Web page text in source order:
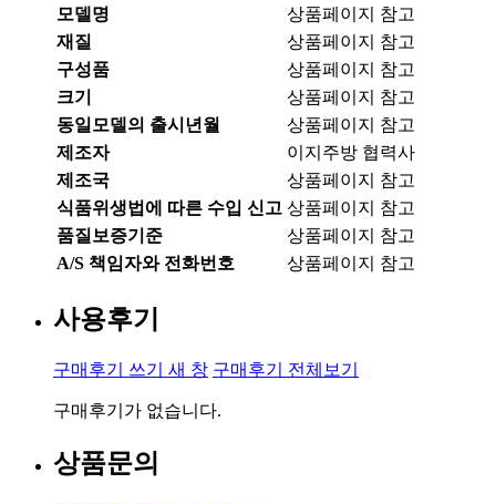
모델명
상품페이지 참고
재질
상품페이지 참고
구성품
상품페이지 참고
크기
상품페이지 참고
동일모델의 출시년월
상품페이지 참고
제조자
이지주방 협력사
제조국
상품페이지 참고
식품위생법에 따른 수입 신고 상품페이지 참고
품질보증기준
상품페이지 참고
A/S 책임자와 전화번호
상품페이지 참고
사용후기
구매후기 쓰기 새 창 구매후기 전체보기
구매후기가 없습니다.
상품문의